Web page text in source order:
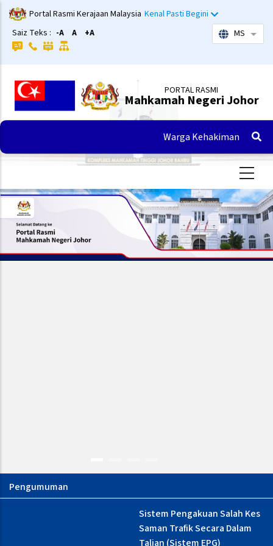
Langkau
ke
kandungan
utama
Portal Rasmi Kerajaan Malaysia Kenal Pasti Begini
Saiz Teks : -A A +A MS
PORTAL RASMI
Mahkamah Negeri Johor
Warga Kehakiman
Sistem Pengakuan Salah Kes
Saman Trafik Secara Dalam
Talian (Sistem EPG)